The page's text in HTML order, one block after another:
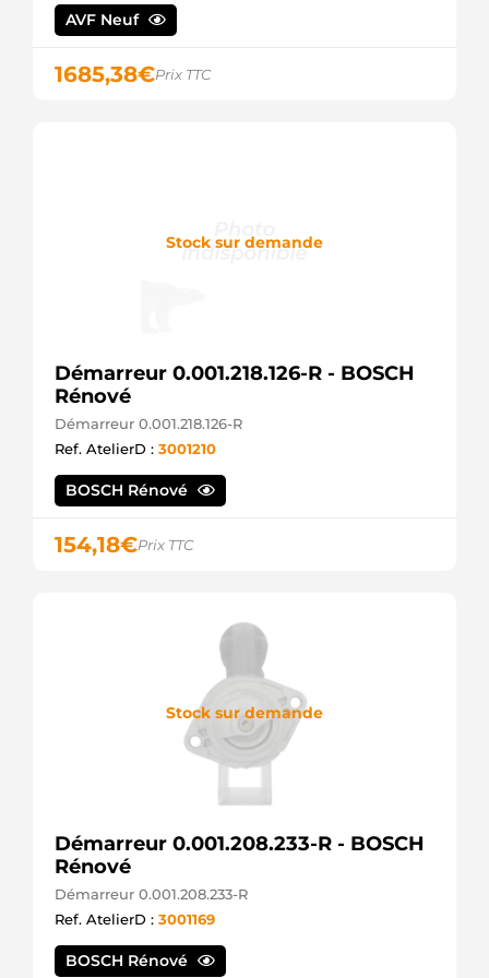
AVF Neuf
1685,38€Prix TTC
Stock sur demande
Démarreur 0.001.218.126-R - BOSCH
Rénové
Démarreur 0.001.218.126-R
Ref. AtelierD : 3001210
BOSCH Rénové
154,18€Prix TTC
Stock sur demande
Démarreur 0.001.208.233-R - BOSCH
Rénové
Démarreur 0.001.208.233-R
Ref. AtelierD : 3001169
BOSCH Rénové